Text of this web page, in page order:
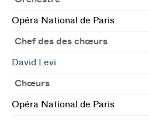
Opéra National de Paris
Chef des des chœurs
David Levi
Chœurs
Opéra National de Paris